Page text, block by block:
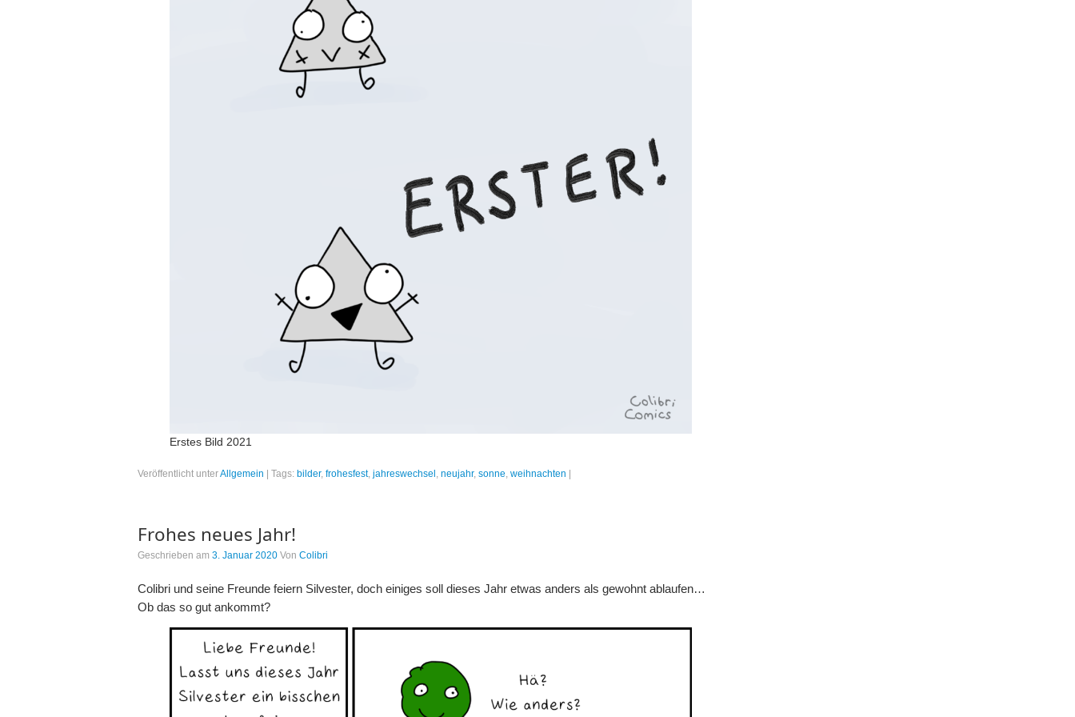
Erstes Bild 2021
Veröffentlicht unterAllgemein Tags: bilder, frohesfest, jahreswechsel , neujahr, sonne, weihnachten
Frohes neues Jahr!
Geschrieben am 3. Januar 2020 Von Colibri
Colibri und seine Freunde feiern Silvester, doch einiges soll dieses Jahr etwas anders als gewohnt ablaufen…
Ob das so gut ankommt?